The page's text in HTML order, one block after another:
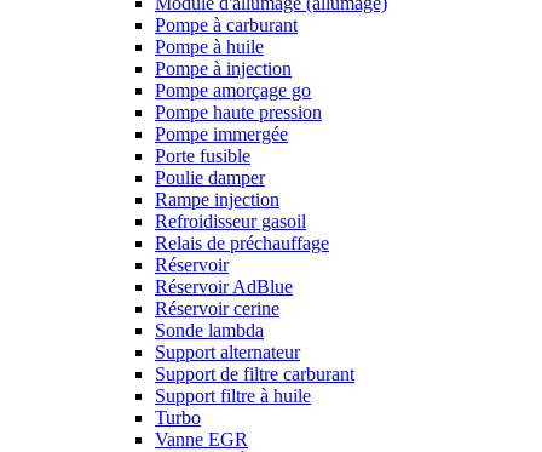
Pompe à carburant
Pompe à huile
Pompe à injection
Pompe amorçage go
Pompe haute pression
Pompe immergée
Porte fusible
Poulie damper
Rampe injection
Refroidisseur gasoil
Relais de préchauffage
Réservoir
Réservoir AdBlue
Réservoir cerine
Sonde lambda
Support alternateur
Support de filtre carburant
Support filtre à huile
Turbo
Vanne EGR